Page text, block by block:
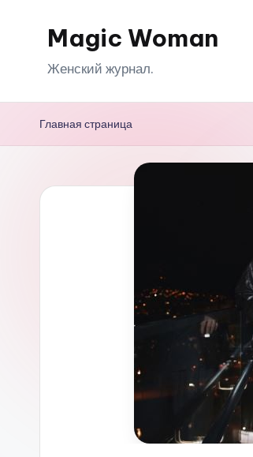
Magic Woman
Женский журнал.
Главная страница